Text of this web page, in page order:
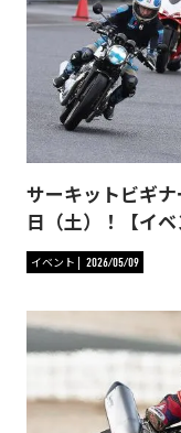
サーキットビギ
日（土）！【イベ
イベント 2026/05/09